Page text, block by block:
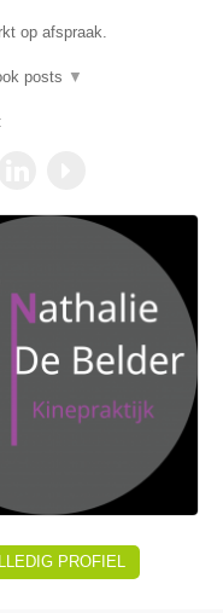
op afspraak.
posts ▼
PROFIEL